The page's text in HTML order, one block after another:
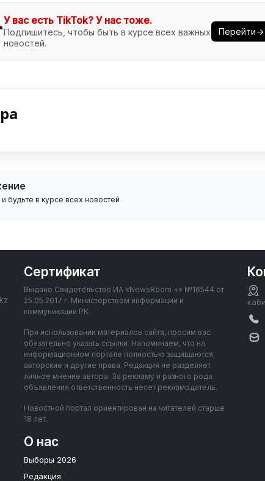
У вас есть TikTok? У нас тоже.
Подпишитесь, чтобы быть в курсе всех важных
новостей.
Перейти→
будьте в курсе всех новостей
Сертификат
Выдано Свидетельство ИА «NewsRoom +» №16544 от
25.05.2017 г. Министерством информации и
коммуникации РК.
При использовании материалов сайта, просим вас
обязательно указать ссылки. Напоминаем, что на
информационном портале полностью защищаются
авторские и другие права. Редакция не разделяет
личное мнение автора. За рекламу и разного рода
объявления ответственность несет рекламодатель.
Новостной портал ориентирован на читателей старше
18 лет.
О нас
Выборы 2026
Редакция